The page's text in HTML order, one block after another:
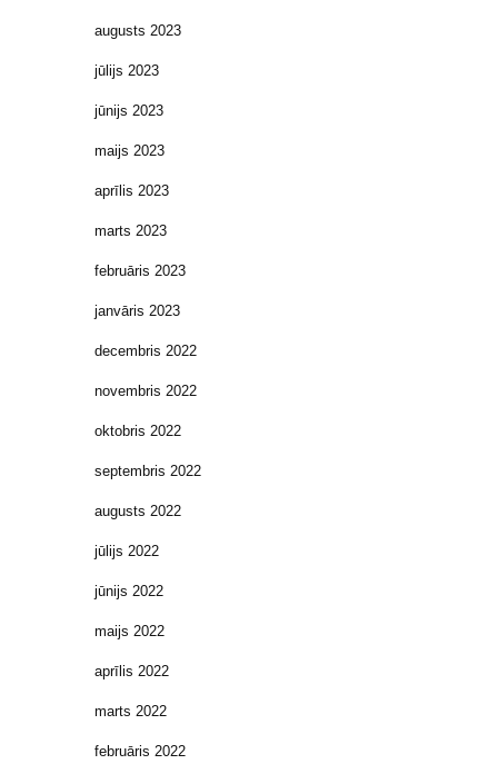
augusts 2023
jūlijs 2023
jūnijs 2023
maijs 2023
aprīlis 2023
marts 2023
februāris 2023
janvāris 2023
decembris 2022
novembris 2022
oktobris 2022
septembris 2022
augusts 2022
jūlijs 2022
jūnijs 2022
maijs 2022
aprīlis 2022
marts 2022
februāris 2022